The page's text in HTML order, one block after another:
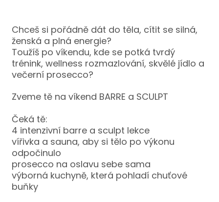
Chceš si pořádně dát do těla, cítit se silná,
ženská a plná energie?
Toužíš po víkendu, kde se potká tvrdý
trénink, wellness rozmazlování, skvělé jídlo a
večerní prosecco?
Zveme tě na víkend BARRE a SCULPT
Čeká tě:
4 intenzivní barre a sculpt lekce
vířivka a sauna, aby si tělo po výkonu
odpočinulo
prosecco na oslavu sebe sama
výborná kuchyně, která pohladí chuťové
buňky